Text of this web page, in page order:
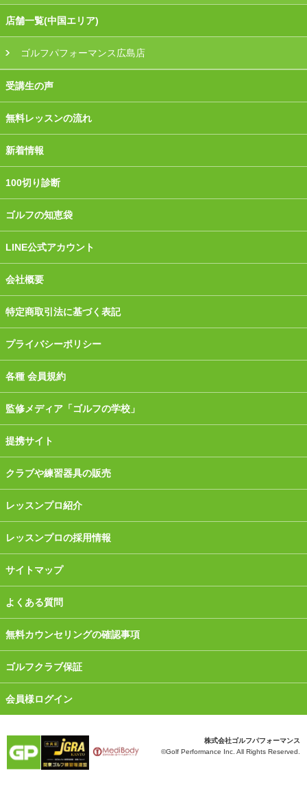
店舗一覧(中国エリア)
ゴルフパフォーマンス広島店
受講生の声
無料レッスンの流れ
新着情報
100切り診断
ゴルフの知恵袋
LINE公式アカウント
会社概要
特定商取引法に基づく表記
プライバシーポリシー
各種 会員規約
監修メディア「ゴルフの学校」
提携サイト
クラブや練習器具の販売
レッスンプロ紹介
レッスンプロの採用情報
サイトマップ
よくある質問
無料カウンセリングの確認事項
ゴルフクラブ保証
会員様ログイン
株式会社ゴルフパフォーマンス
©Golf Performance Inc. All Rights Reserved.